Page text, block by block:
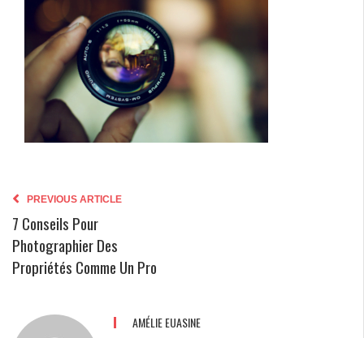
PREVIOUS ARTICLE
7 Conseils Pour
Photographier Des
Propriétés Comme Un Pro
AMÉLIE EUASINE